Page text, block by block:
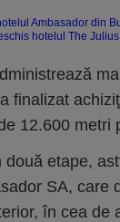
finalizat
12.600 metri
etape,
SA, care
în cea de